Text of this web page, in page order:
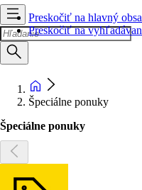
Preskočiť na hlavný
Preskočiť na
Špeciálne ponuky
Špeciálne ponuky